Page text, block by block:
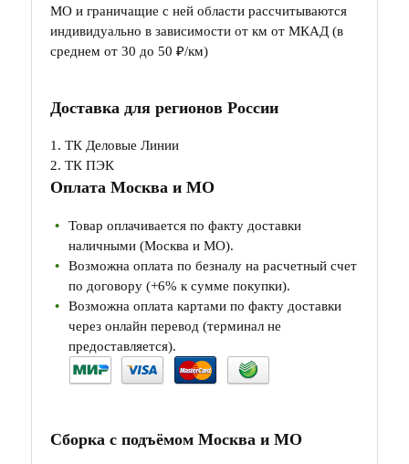
МО и граничащие с ней области рассчитываются
индивидуально в зависимости от км от МКАД (в
среднем от 30 до 50 ₽/км)
Доставка для регионов России
1. ТК Деловые Линии
2. ТК ПЭК
Оплата Москва и МО
Товар оплачивается по факту доставки
наличными (Москва и МО).
Возможна оплата по безналу на расчетный счет
по договору (+6% к сумме покупки).
Возможна оплата картами по факту доставки
через онлайн перевод (терминал не
предоставляется).
Сборка с подъёмом Москва и МО